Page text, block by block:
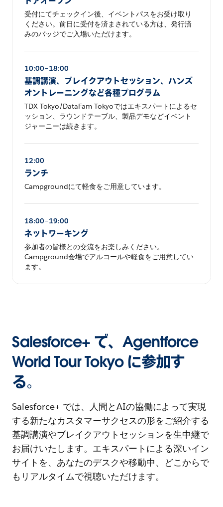
受付にてチェックイン後、イベントパスをお受け取り
ください。前日に受付を済まされている方は、発行済
みのバッジでご入場いただけます。
10:00–18:00
基調講演、ブレイクアウトセッション、ハンズ
オントレーニングなど各種プログラム
TDX Tokyo/DataFam Tokyoではエキスパートによるセ
ッション、ラウンドテーブル、製品デモなどイベント
ジャーニーは続きます。
12:00
ランチ
Campgroundにて軽食をご用意しています。
18:00–19:00
ネットワーキング
参加者の皆様との交流をお楽しみください。
Campground会場でアルコールや軽食をご用意してい
ます。
Salesforce+ で、Agentforce
World Tour Tokyo に参加す
る。
Salesforce+ では、人間とAIの協働によって実現
する新たなカスタマーサクセスの形をご紹介する
基調講演やブレイクアウトセッションを生中継で
お届けいたします。エキスパートによる深いイン
サイトを、あなたのデスクや移動中、どこからで
もリアルタイムで視聴いただけます。